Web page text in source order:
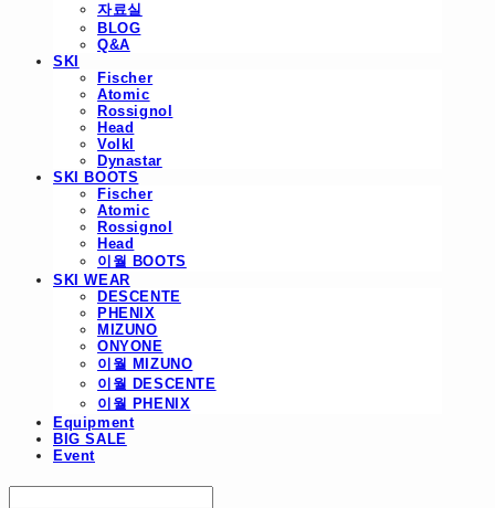
자료실
BLOG
Q&A
SKI
Fischer
Atomic
Rossignol
Head
Volkl
Dynastar
SKI BOOTS
Fischer
Atomic
Rossignol
Head
이월 BOOTS
SKI WEAR
DESCENTE
PHENIX
MIZUNO
ONYONE
이월 MIZUNO
이월 DESCENTE
이월 PHENIX
Equipment
BIG SALE
Event